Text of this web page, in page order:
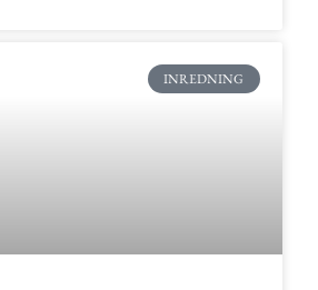
INREDNING